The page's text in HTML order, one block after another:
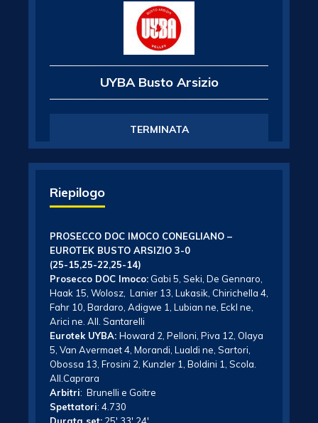
UYBA Busto Arsizio
TERMINATA
Riepilogo
PROSECCO DOC IMOCO CONEGLIANO –
EUROTEK BUSTO ARSIZIO 3-0
(25-15,25-22,25-14)
Prosecco DOC Imoco: Gabi 5, Seki, De Gennaro,
Haak 15, Wolosz, Lanier 13, Lukasik, Chirichella 4,
Fahr 10, Bardaro, Adigwe 1, Lubian ne, Eckl ne,
Arici ne. All. Santarelli
Eurotek UYBA: Howard 2, Pelloni, Piva 12, Olaya
5, Van Avermaet 4, Morandi, Lualdi ne, Sartori,
Obossa 13, Frosini 2, Kunzler 1, Boldini 1, Scola.
All.Caprara
Arbitri: Brunelli e Goitre
Spettatori: 4.730